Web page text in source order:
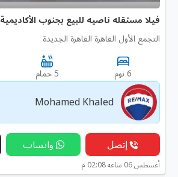
فيلا مستقله ناصيه للبيع بجنوب الأكاديمية
التجمع الأول القاهرة القاهرة الجديدة
6 نوم 5 حمام
Mohamed Khaled
إتصل واتساب
أغسطس 06 ساعه 02:08 م